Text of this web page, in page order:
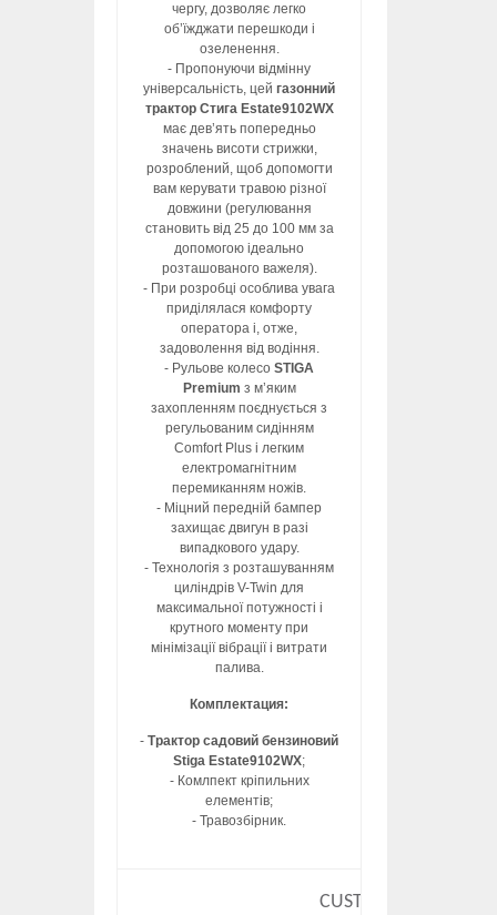
чергу, дозволяє легко
об’їжджати перешкоди і
озеленення.
- Пропонуючи відмінну
універсальність, цейгазонний
трактор Стига Estate9102WX
має дев’ять попередньо
значень висоти стрижки,
розроблений, щоб допомогти
вам керувати травою різної
довжини (регулювання
становить від 25 до 100 мм за
допомогою ідеально
розташованого важеля).
- При розробці особлива увага
приділялася комфорту
оператора і, отже,
задоволення від водіння.
- Рульове колесоSTIGA
Premium з м’яким
захопленням поєднується з
регульованим сидінням
Comfort Plus і легким
електромагнітним
перемиканням ножів.
- Міцний передній бампер
захищає двигун в разі
випадкового удару.
- Технологія з розташуванням
циліндрів V-Twin для
максимальної потужності і
крутного моменту при
мінімізації вібрації і витрати
палива.
Комплектация:
-Трактор садовий бензиновий
Stiga Estate9102WX;
- Комлпект кріпильних
елементів;
- Травозбірник.
CUSTOM HTML